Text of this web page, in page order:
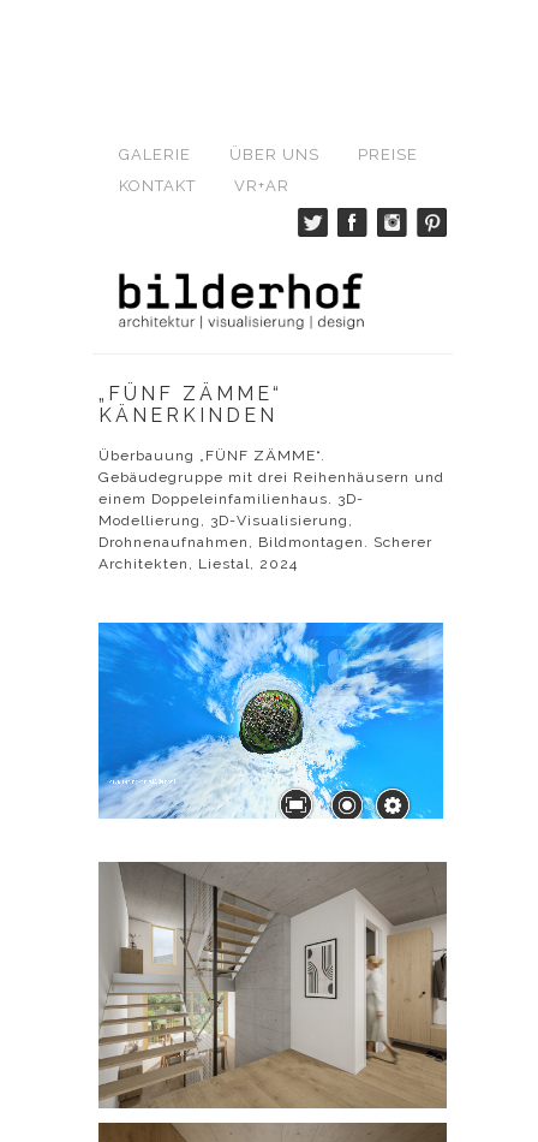
GALERIE ÜBER UNS
PREISE
KONTAKT
VR+AR
„FÜNF ZÄMME“
KÄNERKINDEN
Überbauung „FÜNF ZÄMME“.
Gebäudegruppe mit drei Reihenhäusern und
einem Doppeleinfamilienhaus. 3D-
Modellierung, 3D-Visualisierung,
Drohnenaufnahmen, Bildmontagen. Scherer
Architekten, Liestal, 2024